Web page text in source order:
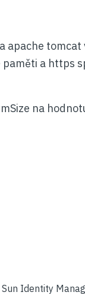
apache tomcat
a https
na
Identity